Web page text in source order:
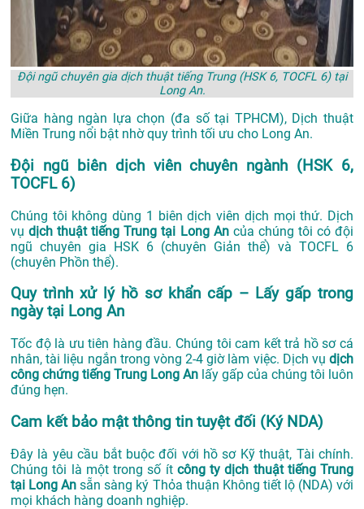
Đội ngũ chuyên gia dịch thuật tiếng Trung (HSK 6, TOCFL 6) tại
Long An.
Giữa hàng ngàn lựa chọn (đa số tại TPHCM), Dịch thuật
Miền Trung nổi bật nhờ quy trình tối ưu cho Long An.
Đội ngũ biên dịch viên chuyên ngành (HSK 6,
TOCFL 6)
Chúng tôi không dùng 1 biên dịch viên dịch mọi thứ. Dịch
vụdịch thuật tiếng Trung tại Long Ancủa chúng tôi có đội
ngũ chuyên gia HSK 6 (chuyên Giản thể) và TOCFL 6
(chuyên Phồn thể).
Quy trình xử lý hồ sơ khẩn cấp – Lấy gấp trong
ngày tại Long An
Tốc độ là ưu tiên hàng đầu. Chúng tôi cam kết trả hồ sơ cá
nhân, tài liệu ngắn trong vòng 2-4 giờ làm việc. Dịch vụ dịch
công chứng tiếng Trung Long An lấy gấp của chúng tôi luôn
đúng hẹn.
Cam kết bảo mật thông tin tuyệt đối (Ký NDA)
Đây là yêu cầu bắt buộc đối với hồ sơ Kỹ thuật, Tài chính.
Chúng tôi là một trong số ít công ty dịch thuật tiếng Trung
tại Long An sẵn sàng ký Thỏa thuận Không tiết lộ (NDA) với
mọi khách hàng doanh nghiệp.